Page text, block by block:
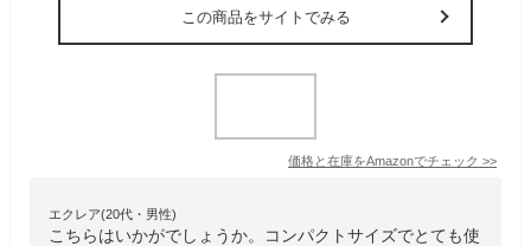
この商品をサイトでみる
価格と在庫をAmazonでチェック >>
エクレア(20代・男性)
こちらはいかがでしょうか。コンパクトサイズでとても使